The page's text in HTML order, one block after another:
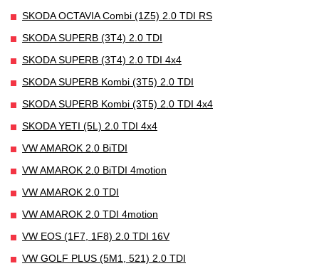
SKODA OCTAVIA Combi (1Z5) 2.0 TDI RS
SKODA SUPERB (3T4) 2.0 TDI
SKODA SUPERB (3T4) 2.0 TDI 4x4
SKODA SUPERB Kombi (3T5) 2.0 TDI
SKODA SUPERB Kombi (3T5) 2.0 TDI 4x4
SKODA YETI (5L) 2.0 TDI 4x4
VW AMAROK 2.0 BiTDI
VW AMAROK 2.0 BiTDI 4motion
VW AMAROK 2.0 TDI
VW AMAROK 2.0 TDI 4motion
VW EOS (1F7, 1F8) 2.0 TDI 16V
VW GOLF PLUS (5M1, 521) 2.0 TDI